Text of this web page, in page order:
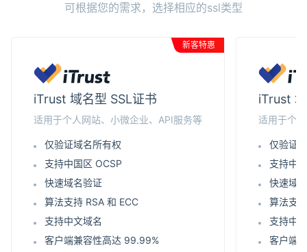
可根据您的需求，选择相应的ssl类型
新客特惠
iTrust 域名型 SSL证书
适用于个人网站、小微企业、API服务等
仅验证域名所有权
支持中国区 OCSP
快速域名验证
算法支持 RSA 和 ECC
支持中文域名
客户端兼容性高达 99.99%
iTrust
适用于个
仅验证
支持中
快速域
算法支
支持中
客户端